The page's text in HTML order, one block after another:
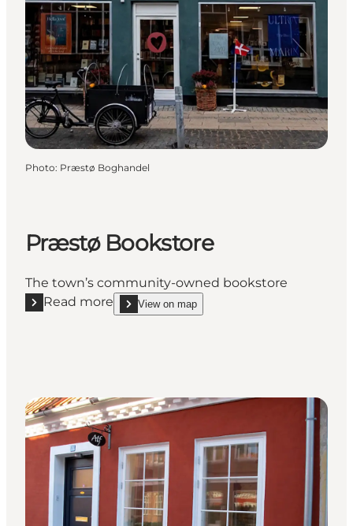
Photo: Præstø Boghandel
Præstø Bookstore
The town’s community-owned bookstore
Read more
Read more "Præstø Bookstore"
View on map
show Præstø Bookstore on_map